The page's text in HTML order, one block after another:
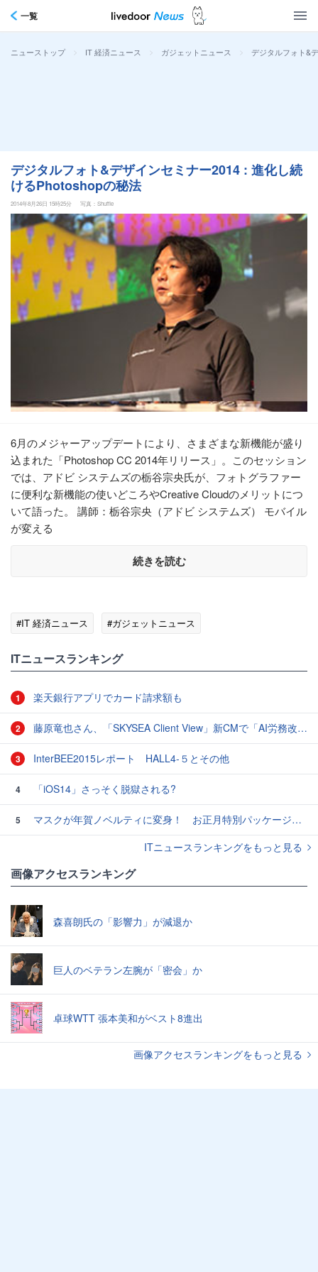
一覧
ニューストップ > IT 経済ニュース > ガジェットニュース > デジタルフォト&
デジタルフォト&デザインセミナー2014 : 進化し続
けるPhotoshopの秘法
2014年8月26日 15時25分 写真：Shuffle
6月のメジャーアップデートにより、さまざまな新機能が盛り
込まれた「Photoshop CC 2014年リリース」。このセッション
では、アドビ システムズの栃谷宗央氏が、フォトグラファー
に便利な新機能の使いどころやCreative Cloudのメリットにつ
いて語った。 講師：栃谷宗央（アドビ システムズ） モバイル
が変える
続きを読む
#IT 経済ニュース #ガジェットニュース
ITニュースランキング
1 楽天銀行アプリでカード請求額も
2 藤原竜也さん、「SKYSEA Client View」新CMで「AI労務改善」をアピール 働き方をAIが分析したら「すぐに休んで」と言われる？
3 InterBEE2015レポート HALL4-５とその他
4 「iOS14」さっそく脱獄される?
5
マスクが年賀ノベルティに変身！ お正月特別パッケージの注文受付開始
ITニュースランキングをもっと見る
画像アクセスランキング
森喜朗氏の「影響力」が減退か
巨人のベテラン左腕が「密会」か
卓球WTT 張本美和がベスト8進出
画像アクセスランキングをもっと見る